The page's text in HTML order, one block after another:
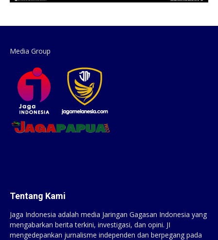
Media Group
Tentang Kami
Jaga Indonesia adalah media Jaringan Gagasan Indonesia yang
mengabarkan berita terkini, investigasi, dan opini. JI
mengedepankan jurnalisme independen dan berpegang pada